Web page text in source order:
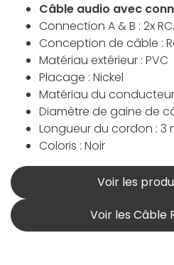
Câble audio avec
Connection A & B : 2x
Conception de câble :
Matériau extérieur : PVC
Placage : Nickel
Matériau du conducteur
Diamètre de gaine de
Longueur du cordon : 3
Coloris : Noir
Voir les
Voir les Câble